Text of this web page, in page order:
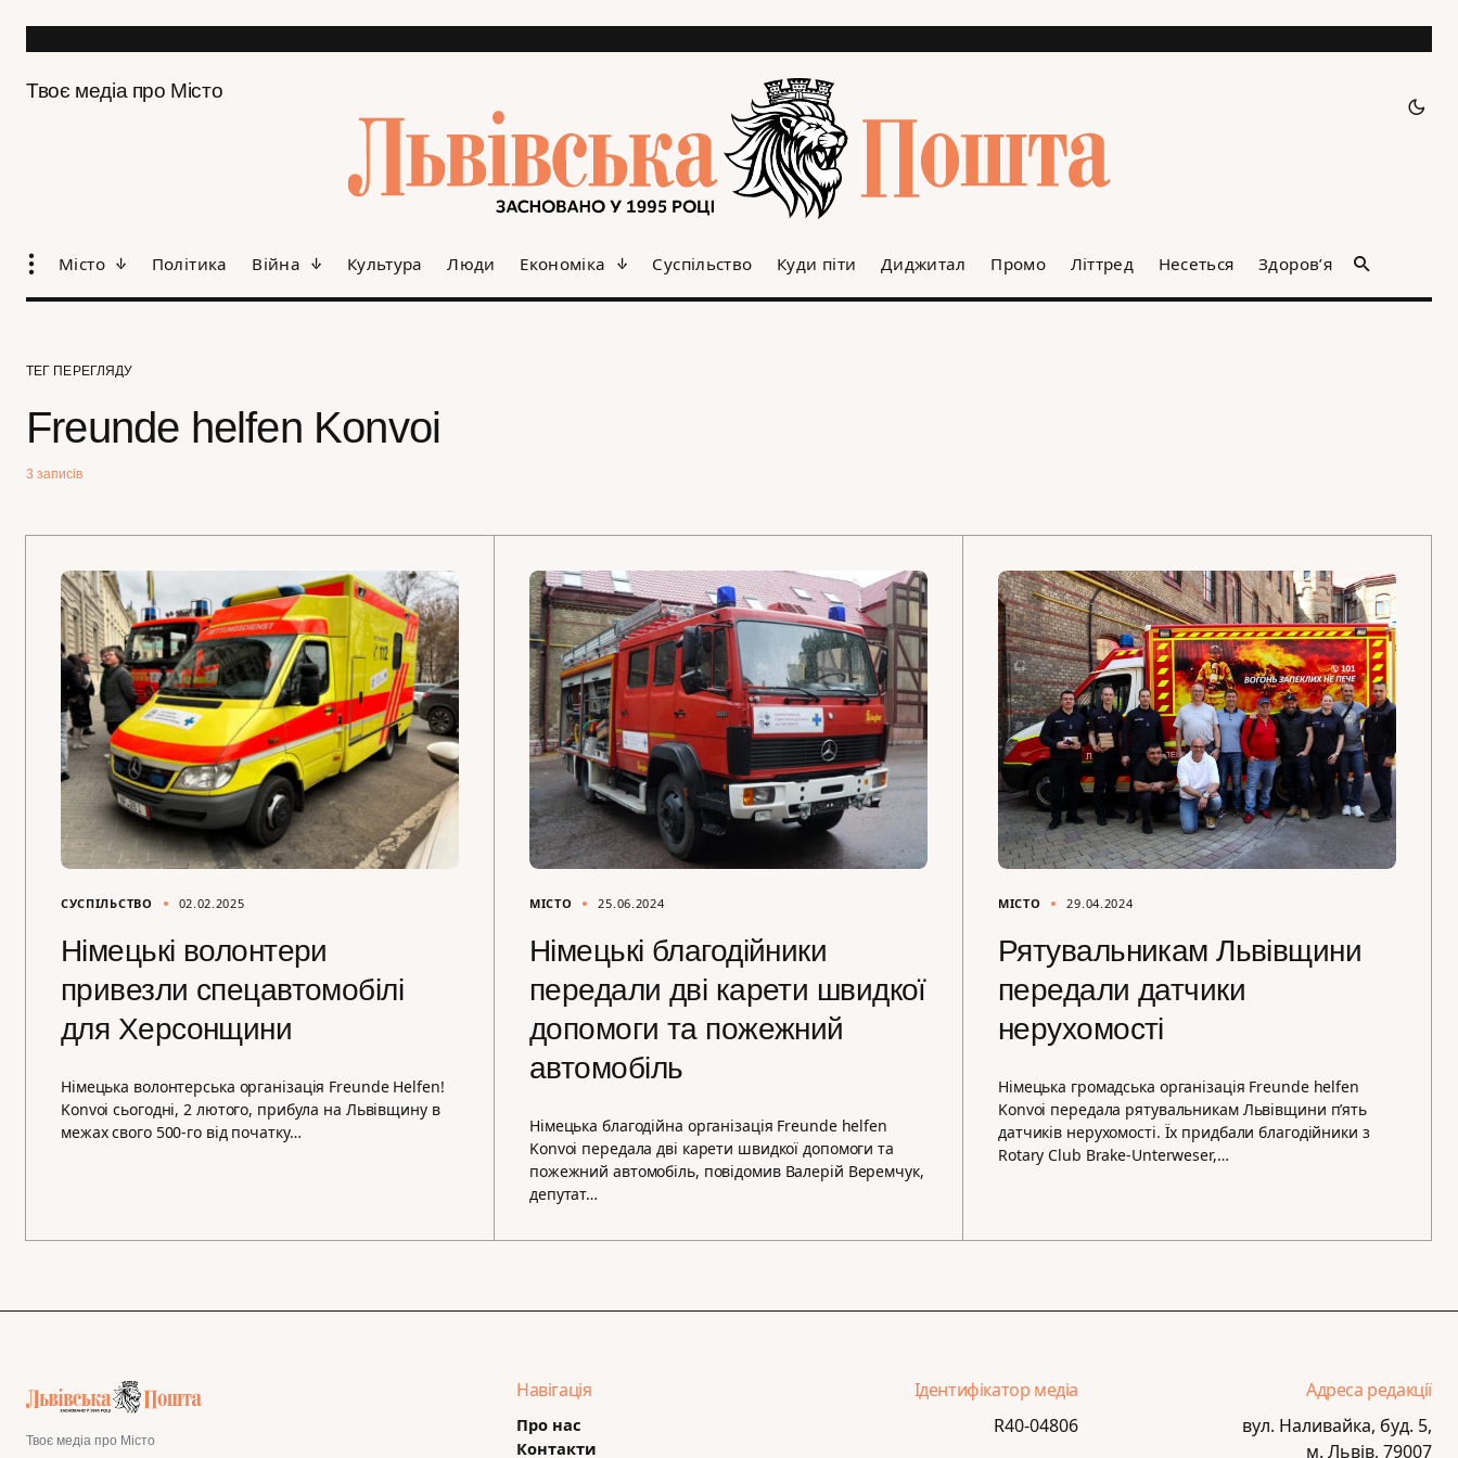
Твоє медіа про Місто
Місто Політика Війна Культура Люди Економіка Суспільство Куди піти Диджитал Промо Літтред Несеться Здоров’я
ТЕГ ПЕРЕГЛЯДУ
Freunde helfen Konvoi
3 записів
СУСПІЛЬСТВО 02.02.2025
Німецькі волонтери
привезли спецавтомобілі
для Херсонщини
Німецька волонтерська організація Freunde Helfen!
Konvoi сьогодні, 2 лютого, прибула на Львівщину в
межах свого 500-го від початку…
МІСТО 25.06.2024
Німецькі благодійники
передали дві карети швидкої
допомоги та пожежний
автомобіль
Німецька благодійна організація Freunde helfen
Konvoi передала дві карети швидкої допомоги та
пожежний автомобіль, повідомив Валерій Веремчук,
депутат…
МІСТО 29.04.2024
Рятувальникам Львівщини
передали датчики
нерухомості
Німецька громадська організація Freunde helfen
Konvoi передала рятувальникам Львівщини п’ять
датчиків нерухомості. Їх придбали благодійники з
Rotary Club Brake-Unterweser,…
Твоє медіа про Місто
Навігація
Про нас
Контакти
Ідентифікатор медіа
R40-04806
Адреса редакції
вул. Наливайка, буд. 5,
м. Львів, 79007